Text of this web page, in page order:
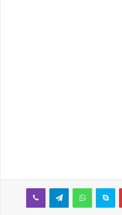
بينتيريستسكايب واتساب تيلقرام ڤايبر